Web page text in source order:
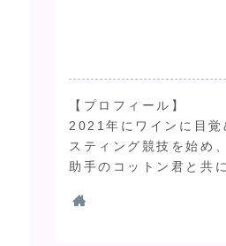
【プロフィール】
2021年にワインに目
スティング競技を始め
助手のコットン君と共